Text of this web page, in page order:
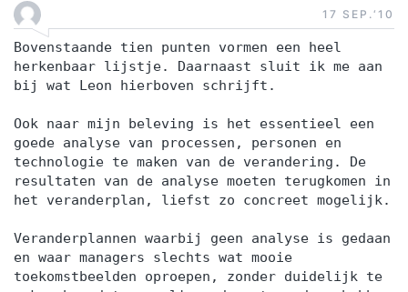
17 SEP.‘10
Bovenstaande tien punten vormen een heel
herkenbaar lijstje. Daarnaast sluit ik me aan
bij wat Leon hierboven schrijft.
Ook naar mijn beleving is het essentieel een
goede analyse van processen, personen en
technologie te maken van de verandering. De
resultaten van de analyse moeten terugkomen in
het veranderplan, liefst zo concreet mogelijk.
Veranderplannen waarbij geen analyse is gedaan
en waar managers slechts wat mooie
toekomstbeelden oproepen, zonder duidelijk te